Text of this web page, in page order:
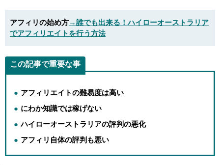
アフィリの始め方→誰でも出来る！ハイローオーストラリア
でアフィリエイトを行う方法
この記事で重要な事
アフィリエイトの難易度は高い
にわか知識では稼げない
ハイローオーストラリアの評判の悪化
アフィリ自体の評判も悪い